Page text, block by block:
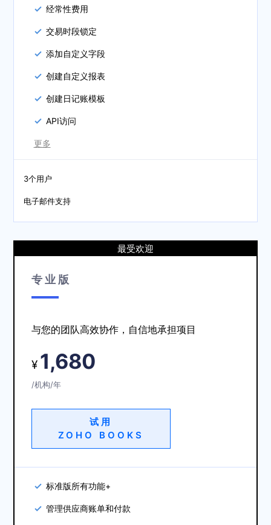
经常性费用
交易时段锁定
添加自定义字段
创建自定义报表
创建日记账模板
API访问
更多
3个用户
电子邮件支持
最受欢迎
专业版
与您的团队高效协作，自信地承担项目
¥ 1,680
/机构/年
试用
ZOHO BOOKS
标准版所有功能+
管理供应商账单和付款